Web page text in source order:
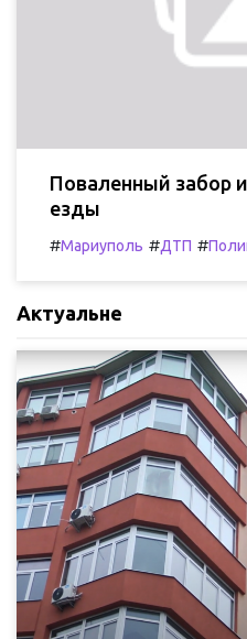
Поваленный забор
езды
#Мариуполь #ДТП #
Актуальне